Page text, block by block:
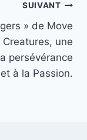
SUIVANT
» de Move
Creatures, une
persévérance
et à la Passion.